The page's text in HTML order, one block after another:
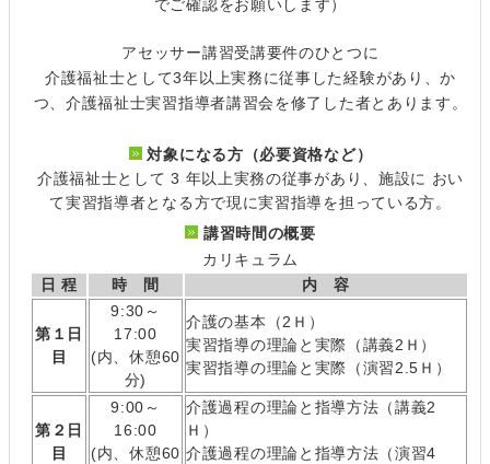
でご確認をお願いします）
アセッサー講習受講要件のひとつに
介護福祉士として3年以上実務に従事した経験があり、か
つ、介護福祉士実習指導者講習会を修了した者とあります。
対象になる方（必要資格など）
介護福祉士として 3 年以上実務の従事があり、施設に おい
て実習指導者となる方で現に実習指導を担っている方。
講習時間の概要
カリキュラム
日 程
時 間 内 容
第１日
目
9:30～
17:00
(内、休憩60
分)
介護の基本（2Ｈ）
実習指導の理論と実際（講義2Ｈ）
実習指導の理論と実際（演習2.5Ｈ）
第２日
目
9:00～
16:00
(内、休憩60
介護過程の理論と指導方法（講義2
Ｈ）
介護過程の理論と指導方法（演習4